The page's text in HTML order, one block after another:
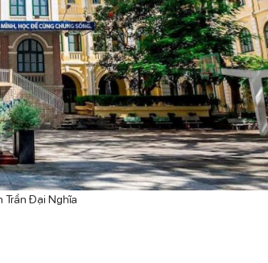
Trần Đại Nghĩa